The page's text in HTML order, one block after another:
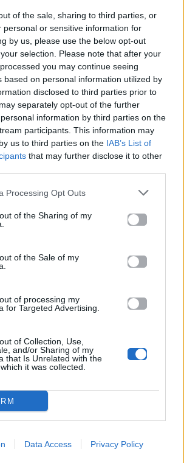
of the sale, sharing to third parties, or
personal or sensitive information for
by us, please use the below opt-out
selection. Please note that after your
you may continue seeing
based on personal information utilized by
disclosed to third parties prior to
separately opt-out of the further
information by third parties on the
participants. This information may
us to third parties on the IAB’s List of
that may further disclose it to other
Processing Opt Outs
of the Sharing of my
of the Sale of my
of processing my
for Targeted Advertising.
of Collection, Use,
and/or Sharing of my
that Is Unrelated with the
it was collected.
Data Access Privacy Policy
Καινούργια Μου Αγάπη –
(2018). Περιλαμβάνεται στο
Live 2015 – 2018». Μουσικά
Rock, Latin, Pop, Folk, World, &
και πληροφορίες στη
σελίδα
Καινούργια Μου Αγάπη – Hotel
στίχοι για αυτό το τραγούδι.